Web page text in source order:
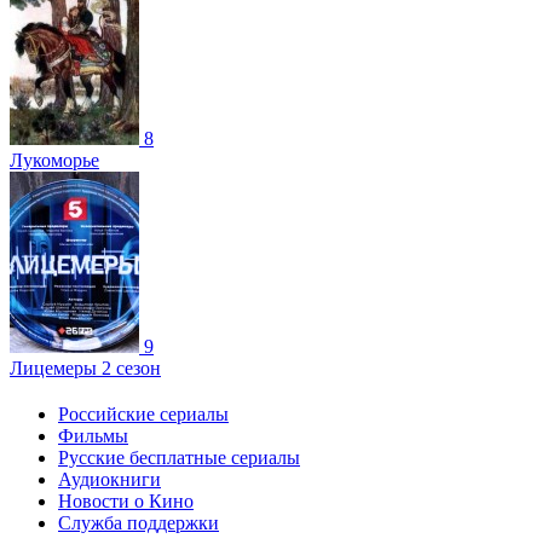
8
Лукоморье
9
Лицемеры 2 сезон
Российские сериалы
Фильмы
Русские бесплатные сериалы
Аудиокниги
Новости о Кино
Служба поддержки